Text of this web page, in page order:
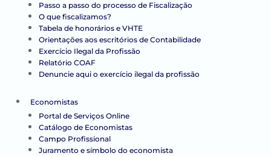
Passo a passo do processo de Fiscalização
O que fiscalizamos?
Tabela de honorários e VHTE
Orientações aos escritórios de Contabilidade
Exercício Ilegal da Profissão
Relatório COAF
Denuncie aqui o exercício ilegal da profissão
Economistas
Portal de Serviços Online
Catálogo de Economistas
Campo Profissional
Juramento e símbolo do economista